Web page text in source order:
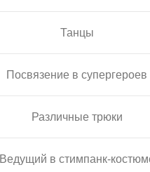
Танцы
Посвязение в супергероев
Различные трюки
Ведущий в стимпанк-